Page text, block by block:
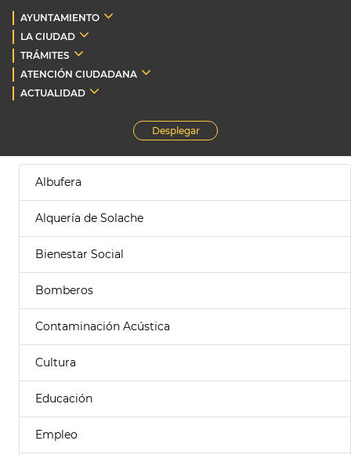
AYUNTAMIENTO
LA CIUDAD
TRÁMITES
ATENCIÓN CIUDADANA
ACTUALIDAD
Desplegar
Albufera
Alquería de Solache
Bienestar Social
Bomberos
Contaminación Acústica
Cultura
Educación
Empleo